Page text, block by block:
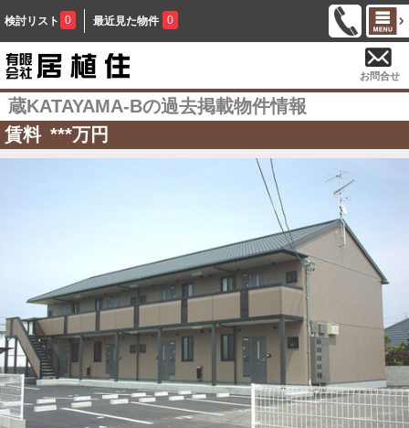
検討リスト 0 最近見た物件 0
お問合せ
蔵KATAYAMA-Bの過去掲載物件情報
賃料 ***万円